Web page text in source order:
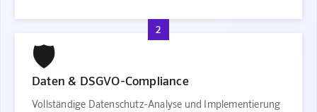
2
🛡️
Daten & DSGVO-Compliance
Vollständige Datenschutz-Analyse und Implementierung